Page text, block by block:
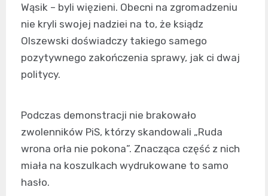
Wąsik – byli więzieni. Obecni na zgromadzeniu
nie kryli swojej nadziei na to, że ksiądz
Olszewski doświadczy takiego samego
pozytywnego zakończenia sprawy, jak ci dwaj
politycy.
Podczas demonstracji nie brakowało
zwolenników PiS, którzy skandowali „Ruda
wrona orła nie pokona”. Znacząca część z nich
miała na koszulkach wydrukowane to samo
hasło.